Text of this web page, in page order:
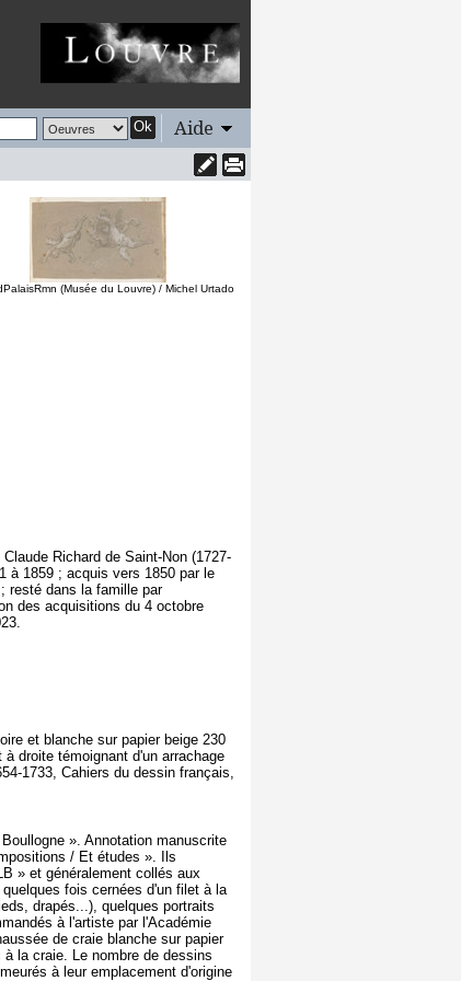
Ok Aide
(Musée du Louvre) / Michel Urtado
Richard de Saint-Non (1727-
à 1859 ; acquis vers 1850 par le
resté dans la famille par
des acquisitions du 4 octobre
et blanche sur papier beige 230
droite témoignant d'un arrachage
1733, Cahiers du dessin français,
». Annotation manuscrite
/ Et études ». Ils
» et généralement collés aux
fois cernées d'un filet à la
drapés...), quelques portraits
à l'artiste par l'Académie
de craie blanche sur papier
la craie. Le nombre de dessins
à leur emplacement d'origine